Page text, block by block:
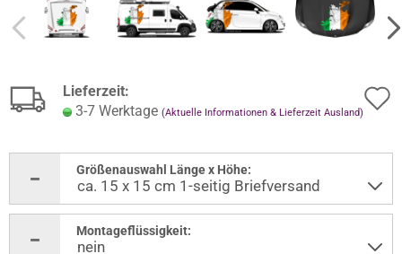
Lieferzeit:
3-7 Werktage (Aktuelle Informationen & Lieferzeit Ausland)
Größenauswahl Länge x Höhe:
Montageflüssigkeit: